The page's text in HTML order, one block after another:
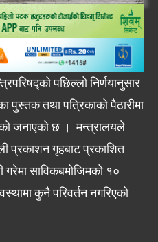
पछिल्लो निर्णयानुसार
तथा पत्रिकाको पैठारीमा
जनाएको छ । मन्त्रालयले
प्रकाशन गृहबाट प्रकाशित
गरेमा साविकबमोजिमको १०
कुनै परिवर्तन नगरिएको